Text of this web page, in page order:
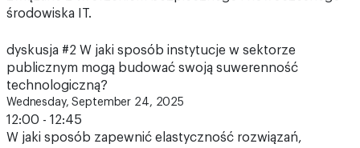
środowiska IT.
dyskusja #2 W jaki sposób instytucje w sektorze
publicznym mogą budować swoją suwerenność
technologiczną?
Wednesday, September 24, 2025
12:00 - 12:45
W jaki sposób zapewnić elastyczność rozwiązań,